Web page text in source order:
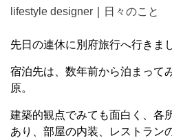
lifestyle designer
日々のこと
先日の連休に別府旅行へ行きま
宿泊先は、数年前から泊まって
原。
建築的観点でみても面白く、各
あり、部屋の内装、レストラン